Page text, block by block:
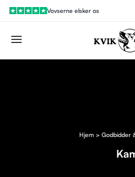
Vovserne elsker os
Vis filtre
Hjem > Godbidder